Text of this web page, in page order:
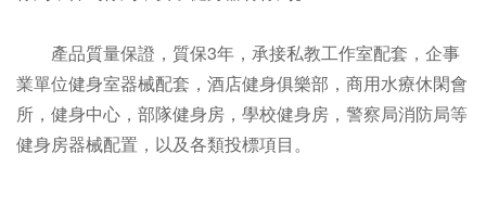
產品質量保證，質保3年，承接私教工作室配套，企事
業單位健身室器械配套，酒店健身俱樂部，商用水療休閑會
所，健身中心，部隊健身房，學校健身房，警察局消防局等
健身房器械配置，以及各類投標項目。